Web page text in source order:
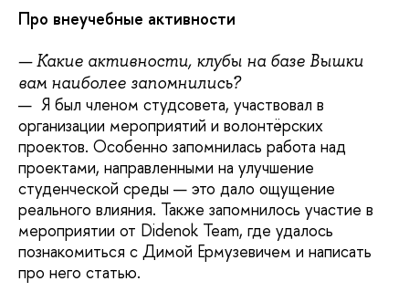
Про внеучебные активности
— Какие активности, клубы на базе Вышки
вам наиболее запомнились?
— Я был членом студсовета, участвовал в
организации мероприятий и волонтёрских
проектов. Особенно запомнилась работа над
проектами, направленными на улучшение
студенческой среды — это дало ощущение
реального влияния. Также запомнилось участие в
мероприятии от Didenok Team, где удалось
познакомиться с Димой Ермузевичем и написать
про него статью.